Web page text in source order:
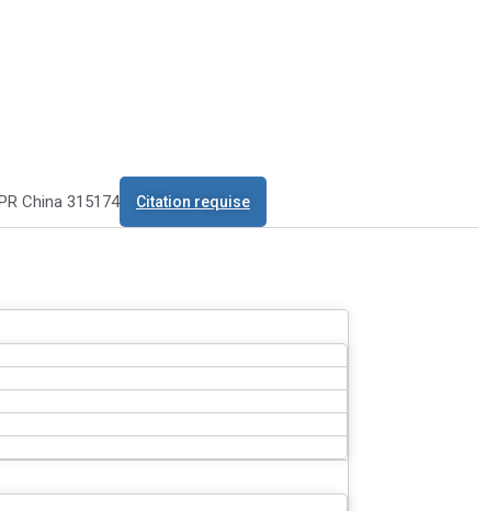
China 315174 Citation requise